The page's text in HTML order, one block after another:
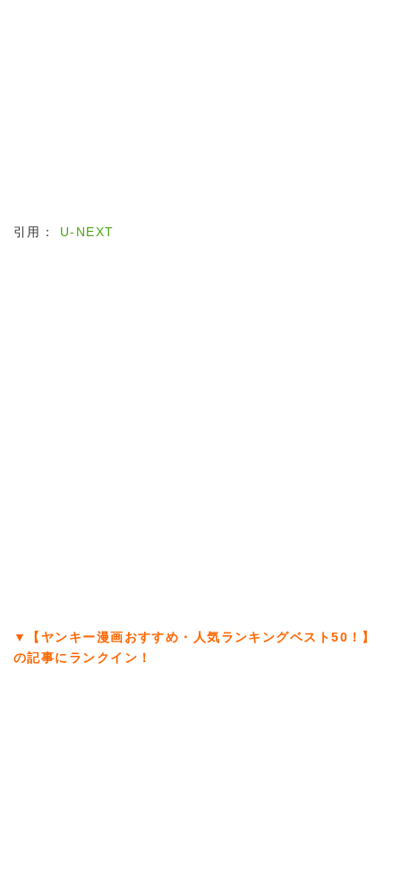
引用： U-NEXT
▼【ヤンキー漫画おすすめ・人気ランキングベスト50！】
の記事にランクイン！